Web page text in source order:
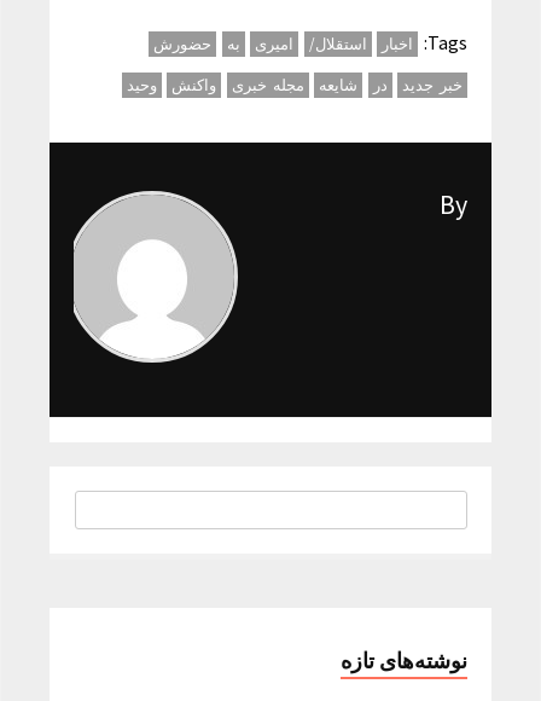
Tags: اخبار استقلال/ امیری به
حضورش
خبر جدید
در شایعه مجله خبری واکنش وحید
By
نوشته‌های تازه